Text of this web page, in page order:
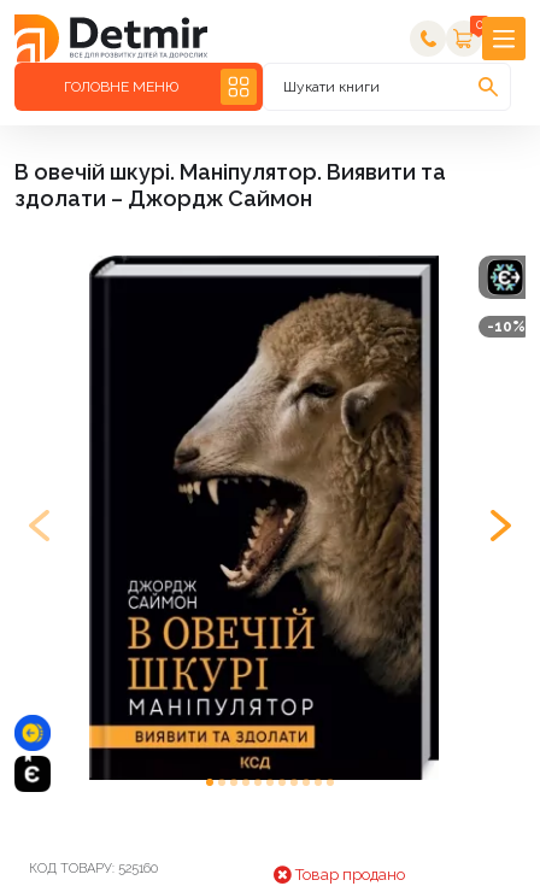
0
ГОЛОВНЕ МЕНЮ Шукати книги
В овечій шкурі. Маніпулятор. Виявити та
здолати – Джордж Саймон
-10%
КОД ТОВАРУ: 525160 Товар продано